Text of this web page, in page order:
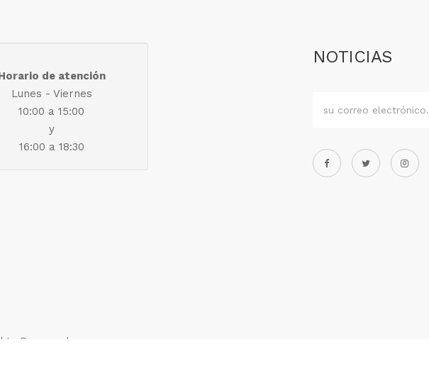
de atención
Lunes - Viernes
10:00 a 15:00
y
16:00 a 18:30
NOTICIAS
Reserved.